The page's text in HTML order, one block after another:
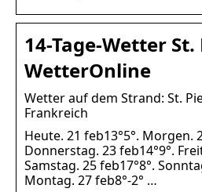
14-Tage-Wetter St.
WetterOnline
Wetter auf dem Strand: St.
Frankreich
Heute. 21 feb13°5°. Morgen.
Donnerstag. 23 feb14°9°.
Samstag. 25 feb17°8°.
Montag. 27 feb8°-2° …